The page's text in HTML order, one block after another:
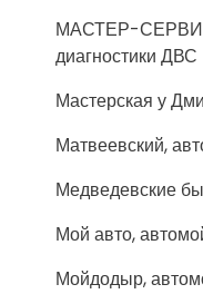
МАСТЕР-
диагностики ДВС
Мастерская у
Матвеевский,
Медведевские
Мой авто,
Мойдодыр,